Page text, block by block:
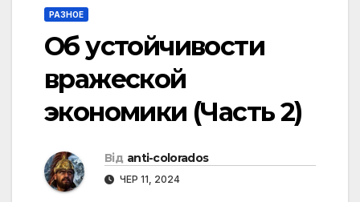
РАЗНОЕ
Об устойчивости
вражеской
экономики (Часть 2)
Від anti-colorados
ЧЕР 11, 2024